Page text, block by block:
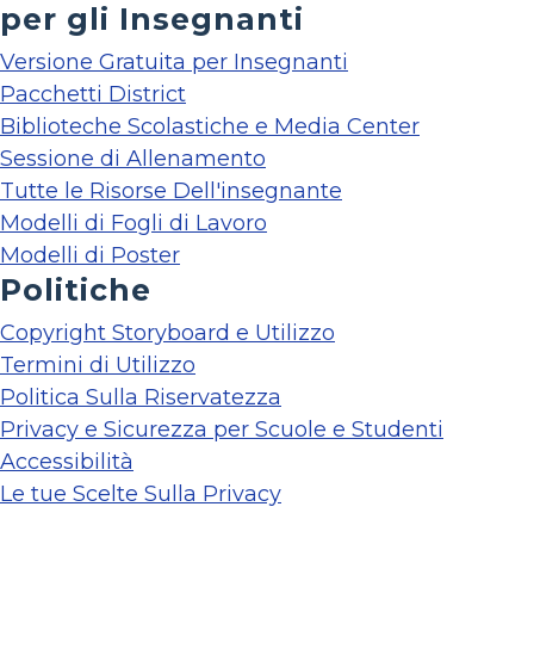
per gli Insegnanti
Versione Gratuita per Insegnanti
Pacchetti District
Biblioteche Scolastiche e Media Center
Sessione di Allenamento
Tutte le Risorse Dell'insegnante
Modelli di Fogli di Lavoro
Modelli di Poster
Politiche
Copyright Storyboard e Utilizzo
Termini di Utilizzo
Politica Sulla Riservatezza
Privacy e Sicurezza per Scuole e Studenti
Accessibilità
Le tue Scelte Sulla Privacy